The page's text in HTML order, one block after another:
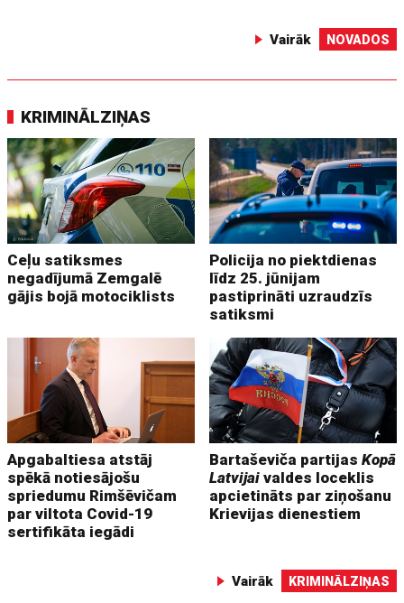
Vairāk NOVADOS
KRIMINĀLZIŅAS
Ceļu satiksmes
negadījumā Zemgalē
gājis bojā motociklists
Policija no piektdienas
līdz 25. jūnijam
pastiprināti uzraudzīs
satiksmi
Apgabaltiesa atstāj
spēkā notiesājošu
spriedumu Rimšēvičam
par viltota Covid-19
sertifikāta iegādi
Bartaševiča partijasKopā
Latvijai valdes loceklis
apcietināts par ziņošanu
Krievijas dienestiem
Vairāk KRIMINĀLZIŅAS